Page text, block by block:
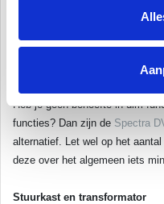
kun je met de Link Touch ook
lampen een levensduur van
Heb je geen behoefte in dim
functies? Dan zijn de Spectra
alternatief. Let wel op het
deze over het algemeen iets
Stuurkast en transformator